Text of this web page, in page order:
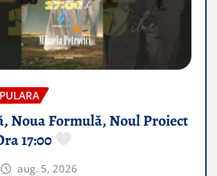
Noua Formulă, Noul Proiect
17:00
aug. 5, 2026